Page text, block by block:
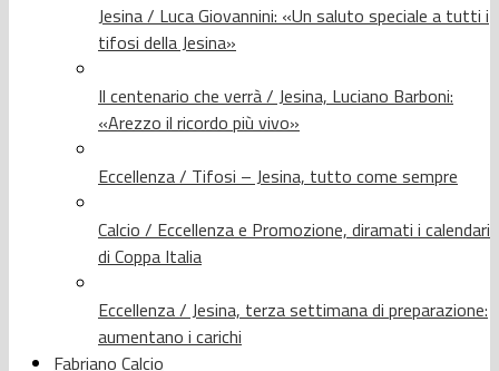
Jesina / Luca Giovannini: «Un saluto speciale a tutti i
tifosi della Jesina»
Il centenario che verrà / Jesina, Luciano Barboni:
«Arezzo il ricordo più vivo»
Eccellenza / Tifosi – Jesina, tutto come sempre
Calcio / Eccellenza e Promozione, diramati i calendari
di Coppa Italia
Eccellenza / Jesina, terza settimana di preparazione:
aumentano i carichi
Fabriano Calcio